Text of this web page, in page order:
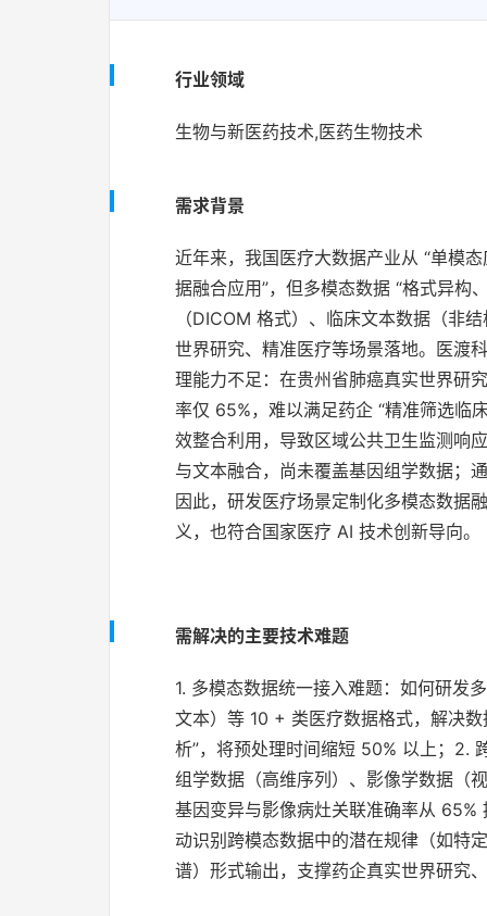
行业领域
生物与新医药技术,医药生物技术
需求背景
近年来，我国医疗大数据产业从 “单模
据融合应用”，但多模态数据 “格式异构
（DICOM 格式）、临床文本数据（非
世界研究、精准医疗等场景落地。医渡
理能力不足：在贵州省肺癌真实世界研
率仅 65%，难以满足药企 “精准筛选临
效整合利用，导致区域公共卫生监测响
与文本融合，尚未覆盖基因组学数据；
因此，研发医疗场景定制化多模态数据
义，也符合国家医疗 AI 技术创新导向。
需解决的主要技术难题
1. 多模态数据统一接入难题：如何研发
文本）等 10 + 类医疗数据格式，解决
析”，将预处理时间缩短 50% 以上；2.
组学数据（高维序列）、影像学数据（
基因变异与影像病灶关联准确率从
动识别跨模态数据中的潜在规律（如特
谱）形式输出，支撑药企真实世界研究